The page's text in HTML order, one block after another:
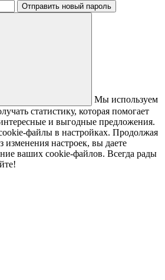
Отправить новый пароль
Мы используем
статистику, которая помогает
и выгодные предложения.
файлы в настройках. Продолжая
изменения настроек, вы даете
ваших cookie-файлов. Всегда рады